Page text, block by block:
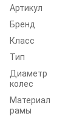
Артикул
Бренд
Класс
Тип
Диаметр
колес
Материал
рамы